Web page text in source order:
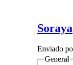
Soraya
Enviado
General